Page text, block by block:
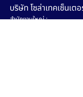
บริษัท โซล่าเทคเซ็นเต
สำนักงานใหญ่ :